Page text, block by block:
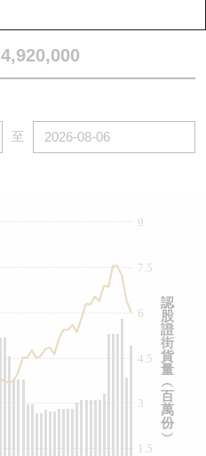
4,920,000
至
1.5
3
4.5
6
7.5
9
認
股
證
街
貨
量
︵
百
萬
份
︶